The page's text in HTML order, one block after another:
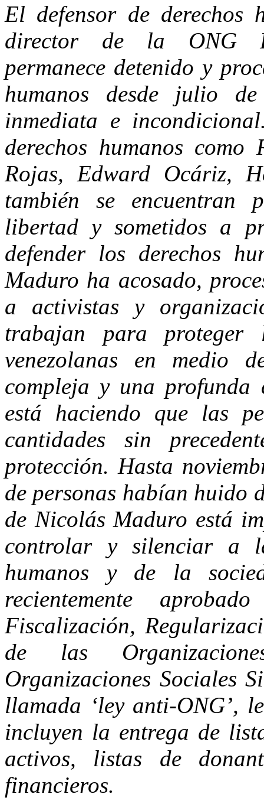
El defensor de derechos
director de la ONG
permanece detenido y
humanos desde julio
inmediata e
derechos humanos
Rojas, Edward Ocáriz,
también se encuentran
libertad y sometidos a
defender los derechos
Maduro ha acosado,
a activistas y
trabajan para proteger
venezolanas en medio
compleja y una profunda
está haciendo que las
cantidades sin
protección. Hasta
de personas habían huido
de Nicolás Maduro está
controlar y silenciar a
humanos y de la
recientemente
Fiscalización,
de las
Organizaciones Sociales
llamada ‘ley anti-ONG’,
incluyen la entrega de
activos, listas de
financieros.